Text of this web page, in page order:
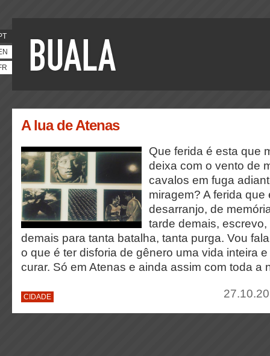
A lua de Atenas
Que ferida é esta que
deixa com o vento de
cavalos em fuga
miragem? A ferida
desarranjo, de
tarde demais,
demais para tanta batalha, tanta purga. Vou
o que é ter disforia de gênero uma vida inteira
curar. Só em Atenas e ainda assim com toda a
CIDADE